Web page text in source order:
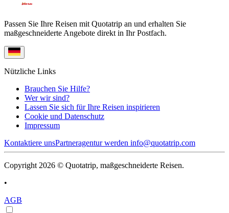
Passen Sie Ihre Reisen mit Quotatrip an und erhalten Sie
maßgeschneiderte Angebote direkt in Ihr Postfach.
Nützliche Links
Brauchen Sie Hilfe?
Wer wir sind?
Lassen Sie sich für Ihre Reisen inspirieren
Cookie und Datenschutz
Impressum
Kontaktiere unsPartneragentur werden info@quotatrip.com
Copyright 2026 © Quotatrip, maßgeschneiderte Reisen.
•
AGB